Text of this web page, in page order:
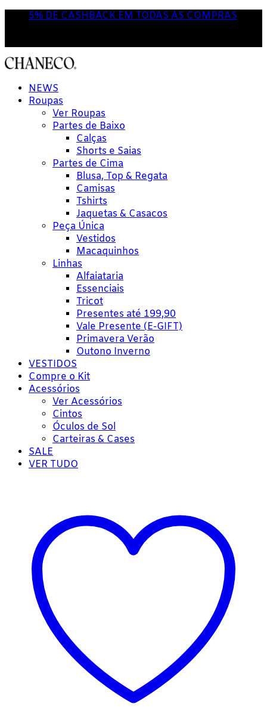
5% DE CASHBACK EM TODAS AS COMPRAS
NEWS
Roupas
Ver Roupas
Partes de Baixo
Calças
Shorts e Saias
Partes de Cima
Blusa, Top & Regata
Camisas
Tshirts
Jaquetas & Casacos
Peça Única
Vestidos
Macaquinhos
Linhas
Alfaiataria
Essenciais
Tricot
Presentes até 199,90
Vale Presente (E-GIFT)
Primavera Verão
Outono Inverno
VESTIDOS
Compre o Kit
Acessórios
Ver Acessórios
Cintos
Óculos de Sol
Carteiras & Cases
SALE
VER TUDO